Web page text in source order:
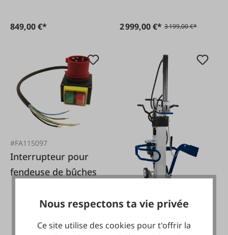
849,00 €* 2 999,00 €* 3 199,00 €*
#FA115097
Interrupteur pour
fendeuse de bûches
#FA108564
Fendeuse de bûches
Nous respectons ta vie privée
Ce site utilise des cookies pour t'offrir la